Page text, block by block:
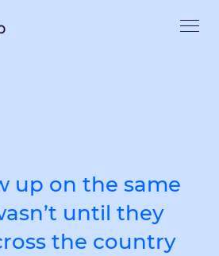
up on the same
until they
the country